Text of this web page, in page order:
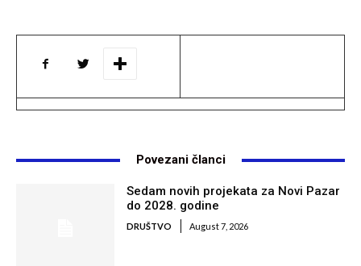
Povezani članci
Sedam novih projekata za Novi Pazar
do 2028. godine
DRUŠTVO August 7, 2026